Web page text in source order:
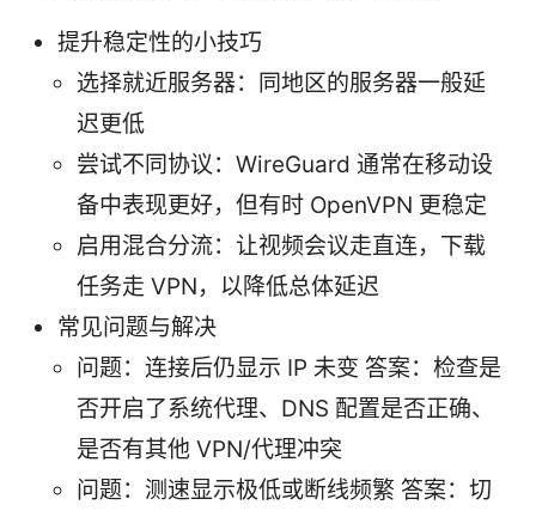
提升稳定性的小技巧
选择就近服务器：同地区的服务器一般延
迟更低
尝试不同协议：WireGuard 通常在移动设
备中表现更好，但有时 OpenVPN 更稳定
启用混合分流：让视频会议走直连，下载
任务走 VPN，以降低总体延迟
常见问题与解决
问题：连接后仍显示 IP 未变 答案：检查是
否开启了系统代理、DNS 配置是否正确、
是否有其他 VPN/代理冲突
问题：测速显示极低或断线频繁 答案：切